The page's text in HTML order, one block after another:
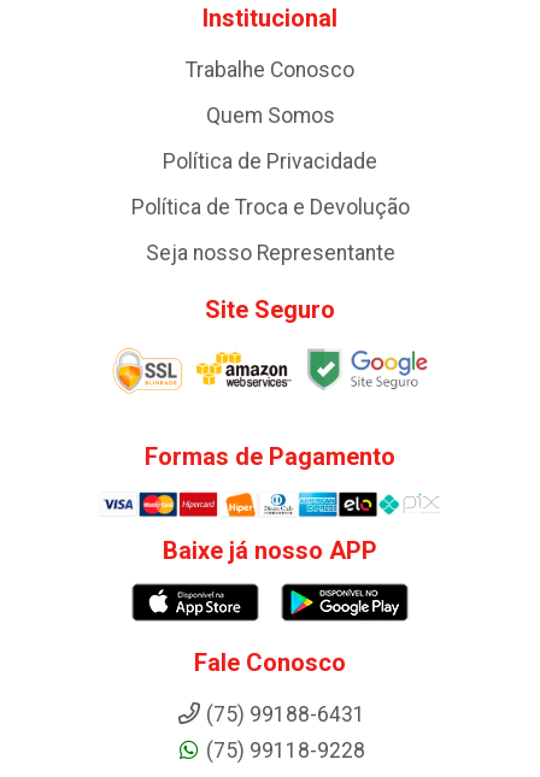
Institucional
Trabalhe Conosco
Quem Somos
Política de Privacidade
Política de Troca e Devolução
Seja nosso Representante
Site Seguro
Formas de Pagamento
Baixe já nosso APP
Fale Conosco
(75) 99188-6431
(75) 99118-9228